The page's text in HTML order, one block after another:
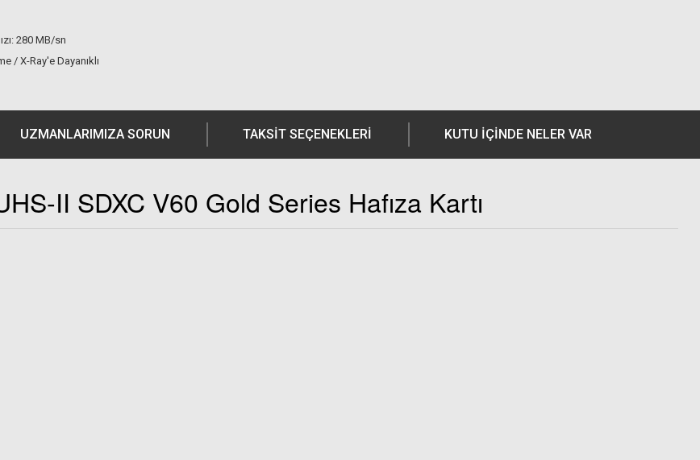
280 MB/sn
/ X-Ray'e Dayanıklı
UZMANLARIMIZA SORUN TAKSIT SEÇENEKLERI KUTU İÇİNDE NELER VAR
II SDXC V60 Gold Series Hafıza Kartı